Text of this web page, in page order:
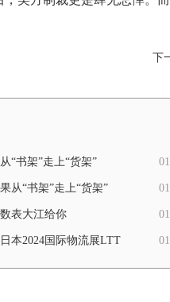
下
“书架”走上“货架”
从“书架”走上“货架”
表大江给你
本2024国际物流展LTT